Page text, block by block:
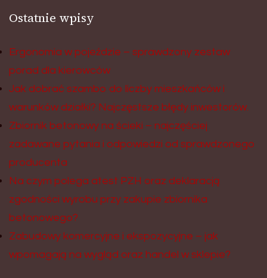
Ostatnie wpisy
Ergonomia w pojeździe – sprawdzony zestaw
porad dla kierowców
Jak dobrać szambo do liczby mieszkańców i
warunków działki? Najczęstsze błędy inwestorów.
Zbiornik betonowy na ścieki – najczęściej
zadawane pytania i odpowiedzi od sprawdzonego
producenta
Na czym polega atest PZH oraz deklaracją
zgodności wyrobu przy zakupie zbiornika
betonowego?
Zabudowy komercyjne i ekspozycyjne – jak
wpomagają na wygląd oraz handel w sklepie?